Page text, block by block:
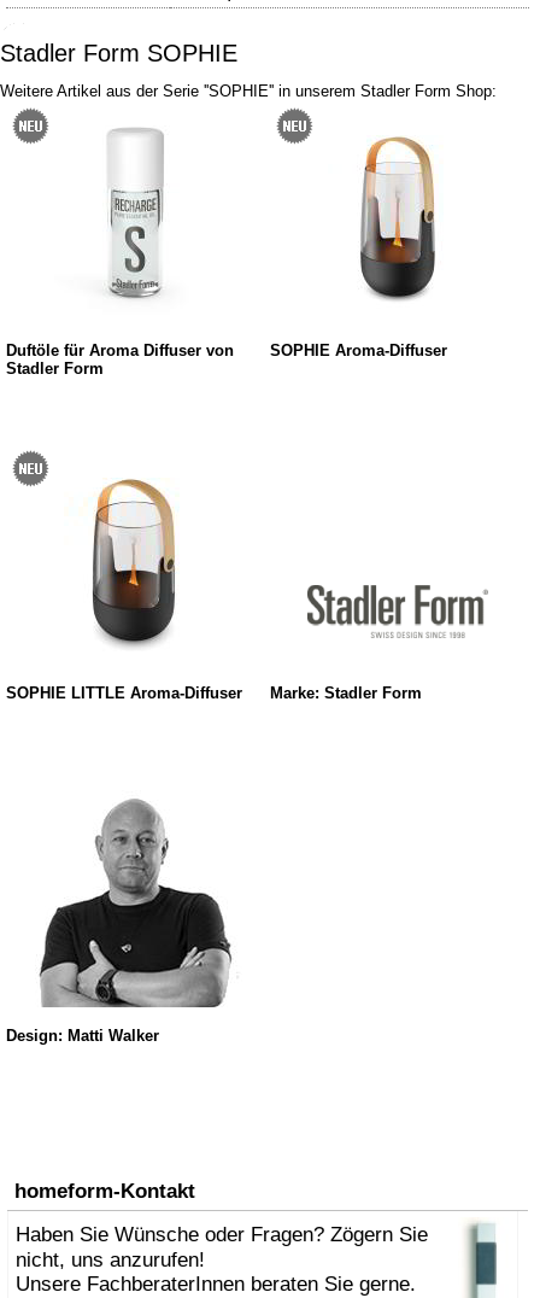
Stadler Form SOPHIE
Weitere Artikel aus der Serie ''SOPHIE'' in unserem Stadler Form Shop:
Duftöle für Aroma Diffuser von
Stadler Form
SOPHIE Aroma-Diffuser
SOPHIE LITTLE Aroma-Diffuser Marke: Stadler Form
Design: Matti Walker
homeform-Kontakt
Haben Sie Wünsche oder Fragen? Zögern Sie
nicht, uns anzurufen!
Unsere FachberaterInnen beraten Sie gerne.